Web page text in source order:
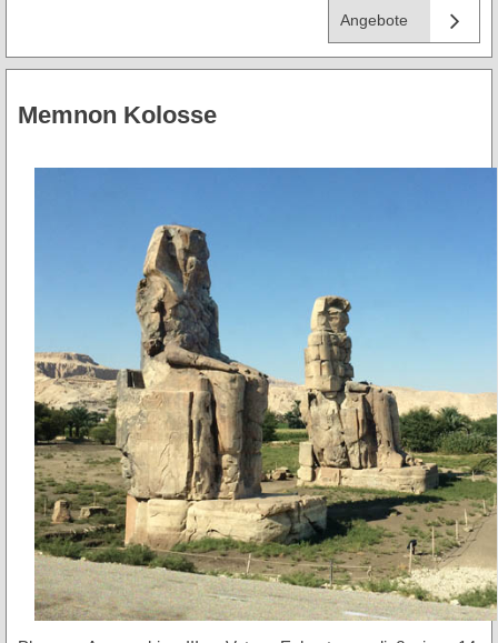
Angebote
Memnon Kolosse